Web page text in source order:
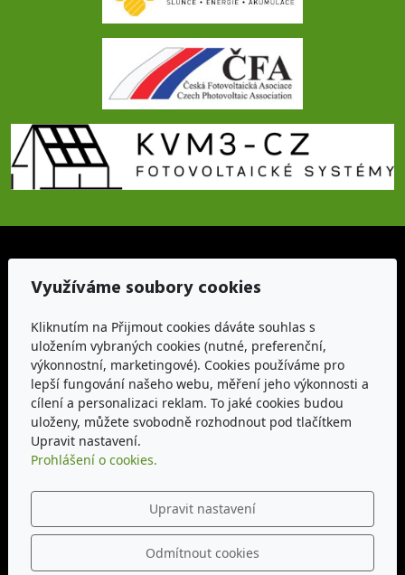
Adresa
KVM3-CZ, spol. s r.o.
Pionýrů 721, 783 91 Uničov, okres Olomouc
Kontakt
kvm3@seznam.cz
Otevírací doba
PO - PÁ: 09:00 - 17:00
Sledujte nás
Využíváme soubory cookies
Kliknutím na Přijmout cookies dáváte souhlas s
uložením vybraných cookies (nutné, preferenční,
výkonnostní, marketingové). Cookies používáme pro
lepší fungování našeho webu, měření jeho výkonnosti a
cílení a personalizaci reklam. To jaké cookies budou
uloženy, můžete svobodně rozhodnout pod tlačítkem
Upravit nastavení.
Prohlášení o cookies.
Upravit nastavení
Odmítnout cookies